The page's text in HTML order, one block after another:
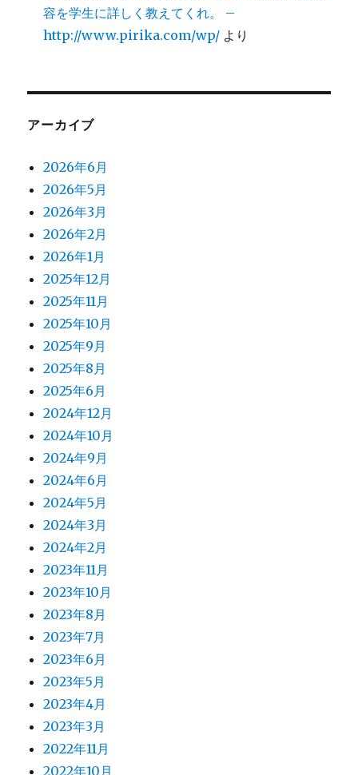
容を学生に詳しく教えてくれ。 –
http://www.pirika.com/wp/ より
アーカイブ
2026年6月
2026年5月
2026年3月
2026年2月
2026年1月
2025年12月
2025年11月
2025年10月
2025年9月
2025年8月
2025年6月
2024年12月
2024年10月
2024年9月
2024年6月
2024年5月
2024年3月
2024年2月
2023年11月
2023年10月
2023年8月
2023年7月
2023年6月
2023年5月
2023年4月
2023年3月
2022年11月
2022年10月